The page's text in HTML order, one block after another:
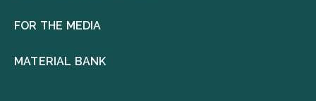
FOR THE MEDIA
MATERIAL BANK